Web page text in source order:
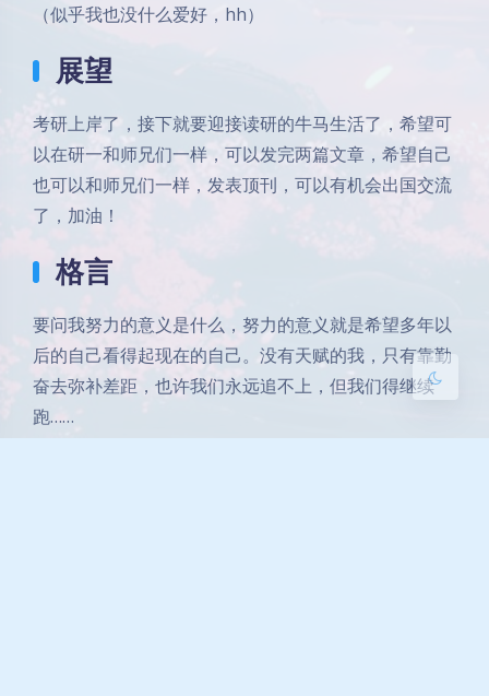
夜间模式
（似乎我也没什么爱好，hh）
展望
考研上岸了，接下就要迎接读研的牛马生活了，希望可
以在研一和师兄们一样，可以发完两篇文章，希望自己
也可以和师兄们一样，发表顶刊，可以有机会出国交流
了，加油！
格言
要问我努力的意义是什么，努力的意义就是希望多年以
后的自己看得起现在的自己。没有天赋的我，只有靠勤
奋去弥补差距，也许我们永远追不上，但我们得继续
跑……